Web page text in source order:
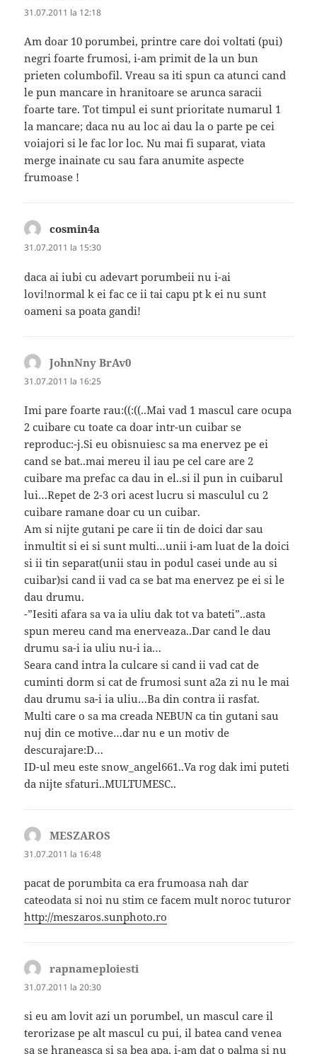
31.07.2011 la 12:18
Am doar 10 porumbei, printre care doi voltati (pui)
negri foarte frumosi, i-am primit de la un bun
prieten columbofil. Vreau sa iti spun ca atunci cand
le pun mancare in hranitoare se arunca saracii
foarte tare. Tot timpul ei sunt prioritate numarul 1
la mancare; daca nu au loc ai dau la o parte pe cei
voiajori si le fac lor loc. Nu mai fi suparat, viata
merge inainate cu sau fara anumite aspecte
frumoase !
cosmin4a
31.07.2011 la 15:30
daca ai iubi cu adevart porumbeii nu i-ai
lovi!normal k ei fac ce ii tai capu pt k ei nu sunt
oameni sa poata gandi!
JohnNny BrAv0
31.07.2011 la 16:25
Imi pare foarte rau:((:((..Mai vad 1 mascul care ocupa
2 cuibare cu toate ca doar intr-un cuibar se
reproduc:-j.Si eu obisnuiesc sa ma enervez pe ei
cand se bat..mai mereu il iau pe cel care are 2
cuibare ma prefac ca dau in el..si il pun in cuibarul
lui…Repet de 2-3 ori acest lucru si masculul cu 2
cuibare ramane doar cu un cuibar.
Am si nijte gutani pe care ii tin de doici dar sau
inmultit si ei si sunt multi…unii i-am luat de la doici
si ii tin separat(unii stau in podul casei unde au si
cuibar)si cand ii vad ca se bat ma enervez pe ei si le
dau drumu.
-”Iesiti afara sa va ia uliu dak tot va bateti”..asta
spun mereu cand ma enerveaza..Dar cand le dau
drumu sa-i ia uliu nu-i ia…
Seara cand intra la culcare si cand ii vad cat de
cuminti dorm si cat de frumosi sunt a2a zi nu le mai
dau drumu sa-i ia uliu…Ba din contra ii rasfat.
Multi care o sa ma creada NEBUN ca tin gutani sau
nuj din ce motive…dar nu e un motiv de
descurajare:D…
ID-ul meu este snow_angel661..Va rog dak imi puteti
da nijte sfaturi..MULTUMESC..
MESZAROS
31.07.2011 la 16:48
pacat de porumbita ca era frumoasa nah dar
cateodata si noi nu stim ce facem mult noroc tuturor
http://meszaros.sunphoto.ro
rapnameploiesti
31.07.2011 la 20:30
si eu am lovit azi un porumbel, un mascul care il
terorizase pe alt mascul cu pui, il batea cand venea
sa se hraneasca si sa bea apa, i-am dat o palma si nu